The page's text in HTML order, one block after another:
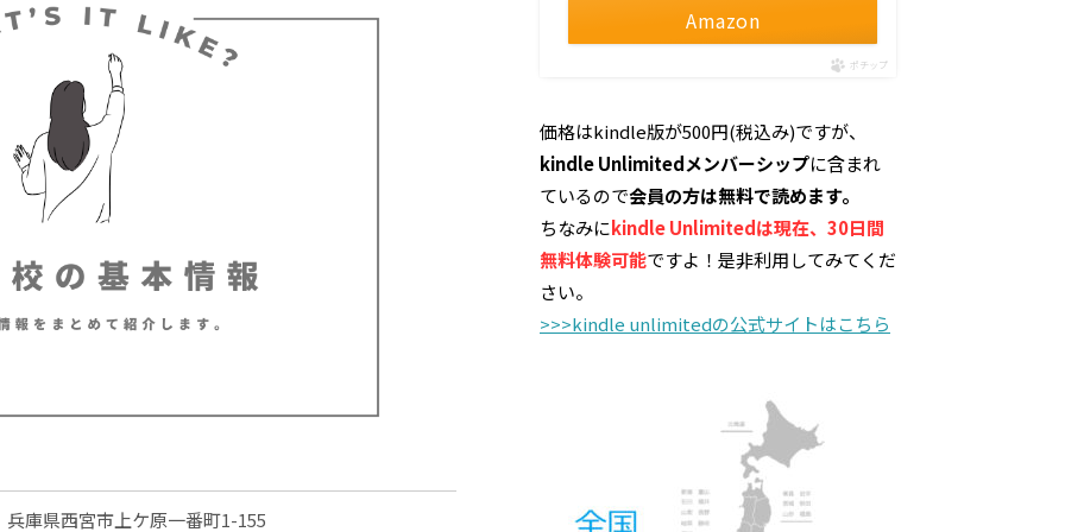
兵庫県西宮市上ケ原一番町1-155
Amazon
ポチップ
価格はkindle版が500円(税込み)ですが、
kindle Unlimitedメンバーシップに含まれ
ているので会員の方は無料で読めます。
ちなみにkindle Unlimitedは現在、30日間
無料体験可能ですよ！是非利用してみてくだ
さい。
>>>kindle unlimitedの公式サイトはこちら